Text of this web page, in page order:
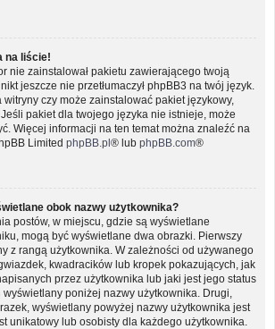
na liście!
nie zainstalował pakietu zawierającego twoją
jeszcze nie przetłumaczył phpBB3 na twój język.
czy może zainstalować pakiet językowy,
pakiet dla twojego języka nie istnieje, może
Więcej informacji na ten temat można znaleźć na
Limited phpBB.pl® lub phpBB.com®
obok nazwy użytkownika?
postów, w miejscu, gdzie są wyświetlane
mogą być wyświetlane dwa obrazki. Pierwszy
z rangą użytkownika. W zależności od używanego
kwadracików lub kropek pokazujących, jak
przez użytkownika lub jaki jest jego status
poniżej nazwy użytkownika. Drugi,
wyświetlany powyżej nazwy użytkownika jest
unikatowy lub osobisty dla każdego użytkownika.